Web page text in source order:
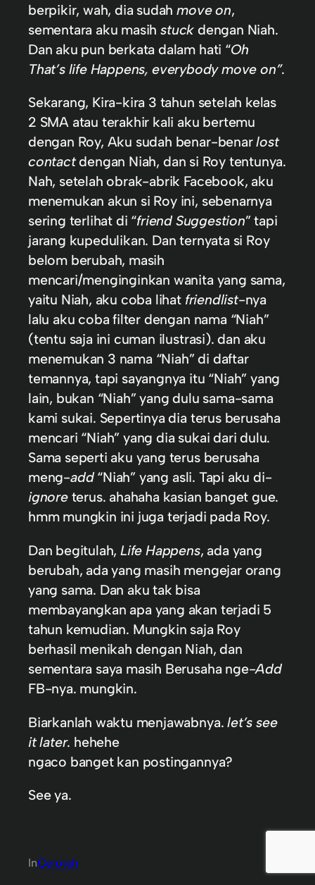
berpikir, wah, dia sudahmove on,
sementara aku masihstuck dengan Niah.
Dan aku pun berkata dalam hati “Oh
That’s life Happens, everybody move on”.
Sekarang, Kira-kira 3 tahun setelah kelas
2 SMA atau terakhir kali aku bertemu
dengan Roy, Aku sudah benar-benarlost
contactdengan Niah, dan si Roy tentunya.
Nah, setelah obrak-abrik Facebook, aku
menemukan akun si Roy ini, sebenarnya
sering terlihat di “friend Suggestion” tapi
jarang kupedulikan. Dan ternyata si Roy
belom berubah, masih
mencari/menginginkan wanita yang sama,
yaitu Niah, aku coba lihat friendlist-nya
lalu aku coba filter dengan nama “Niah”
(tentu saja ini cuman ilustrasi). dan aku
menemukan 3 nama “Niah” di daftar
temannya, tapi sayangnya itu “Niah” yang
lain, bukan “Niah” yang dulu sama-sama
kami sukai. Sepertinya dia terus berusaha
mencari “Niah” yang dia sukai dari dulu.
Sama seperti aku yang terus berusaha
meng-add“Niah” yang asli. Tapi aku di-
ignoreterus. ahahaha kasian banget gue.
hmm mungkin ini juga terjadi pada Roy.
Dan begitulah,Life Happens, ada yang
berubah, ada yang masih mengejar orang
yang sama. Dan aku tak bisa
membayangkan apa yang akan terjadi 5
tahun kemudian. Mungkin saja Roy
berhasil menikah dengan Niah, dan
sementara saya masih Berusaha nge-Add
FB-nya. mungkin.
Biarkanlah waktu menjawabnya.let’s see
it later. hehehe
ngaco banget kan postingannya?
See ya.
InCeloteh